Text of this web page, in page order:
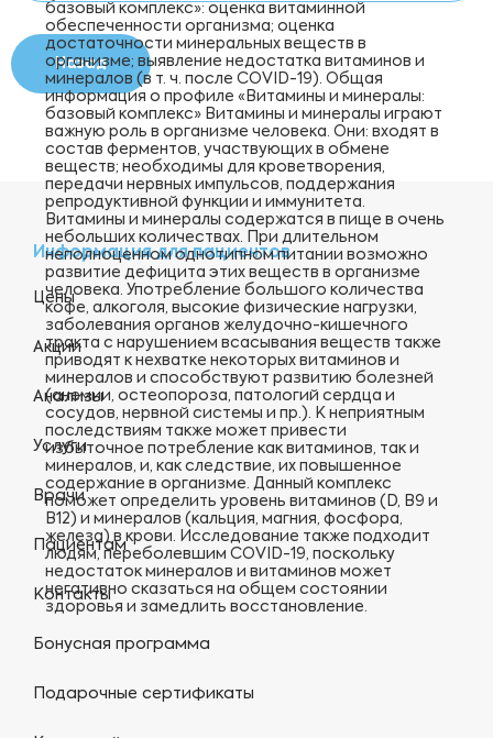
базовый комплекс»: оценка витаминной
обеспеченности организма; оценка
достаточности минеральных веществ в
организме; выявление недостатка витаминов и
минералов (в т. ч. после COVID-19). Общая
информация о профиле «Витамины и минералы:
базовый комплекс» Витамины и минералы играют
важную роль в организме человека. Они: входят в
состав ферментов, участвующих в обмене
веществ; необходимы для кроветворения,
передачи нервных импульсов, поддержания
репродуктивной функции и иммунитета.
Витамины и минералы содержатся в пище в очень
небольших количествах. При длительном
неполноценном однотипном питании возможно
развитие дефицита этих веществ в организме
человека. Употребление большого количества
кофе, алкоголя, высокие физические нагрузки,
заболевания органов желудочно-кишечного
тракта с нарушением всасывания веществ также
приводят к нехватке некоторых витаминов и
минералов и способствуют развитию болезней
(анемии, остеопороза, патологий сердца и
сосудов, нервной системы и пр.). К неприятным
последствиям также может привести
избыточное потребление как витаминов, так и
минералов, и, как следствие, их повышенное
содержание в организме. Данный комплекс
поможет определить уровень витаминов (D, В9 и
В12) и минералов (кальция, магния, фосфора,
железа) в крови. Исследование также подходит
людям, переболевшим COVID-19, поскольку
недостаток минералов и витаминов может
негативно сказаться на общем состоянии
здоровья и замедлить восстановление.
Назад
Информация для пациентов
Цены
Акции
Анализы
Услуги
Врачи
Пациентам
Контакты
Бонусная программа
Подарочные сертификаты